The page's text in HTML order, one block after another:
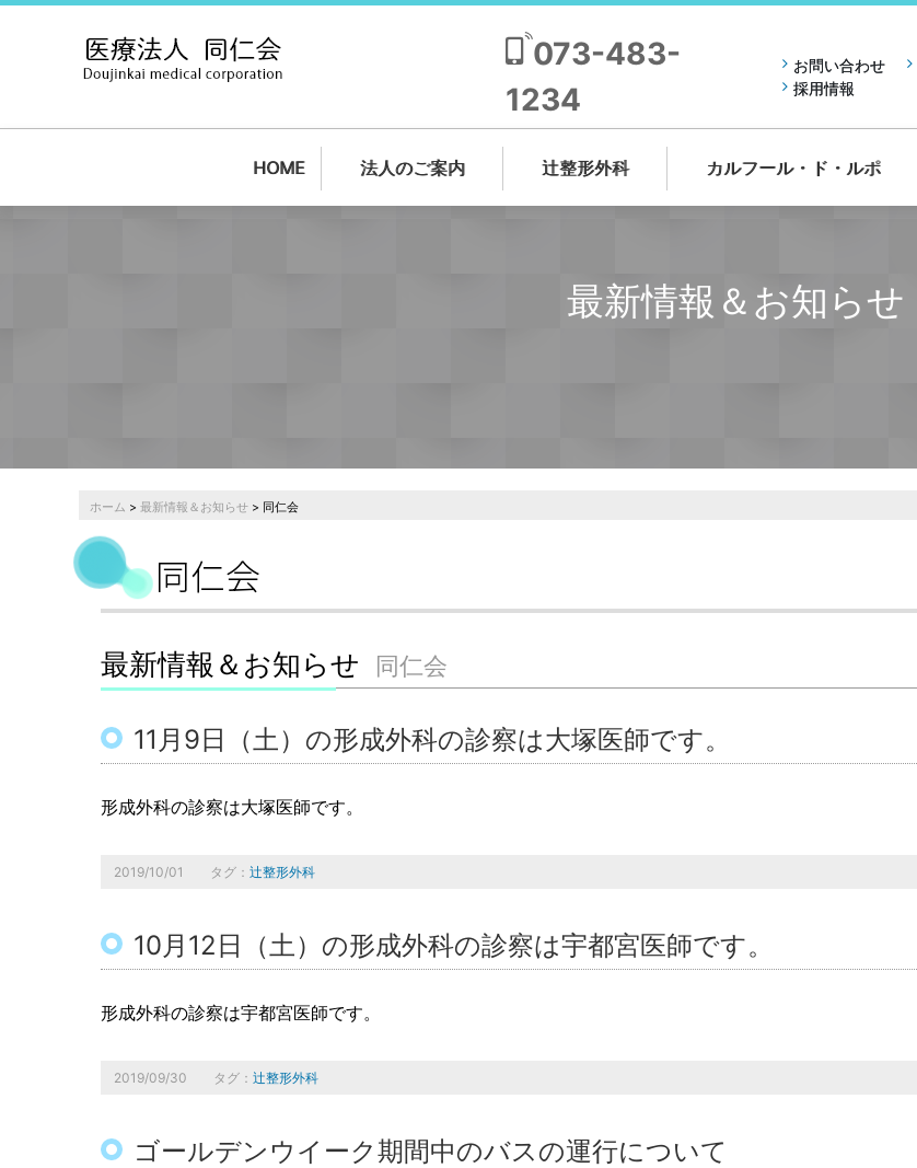
073-483-
1234
お問い合わせ
採用情報
HOME 法人のご案内 辻整形外科 カルフール・ド・ルポ
最新情報＆お知らせ
ホーム > 最新情報＆お知らせ > 同仁会
同仁会
最新情報＆お知らせ 同仁会
11月9日（土）の形成外科の診察は大塚医師です。
形成外科の診察は大塚医師です。
2019/10/01 タグ： 辻整形外科
10月12日（土）の形成外科の診察は宇都宮医師です。
形成外科の診察は宇都宮医師です。
2019/09/30 タグ： 辻整形外科
ゴールデンウイーク期間中のバスの運行について